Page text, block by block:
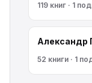
119 книг · 1
Александр
52 книги · 1